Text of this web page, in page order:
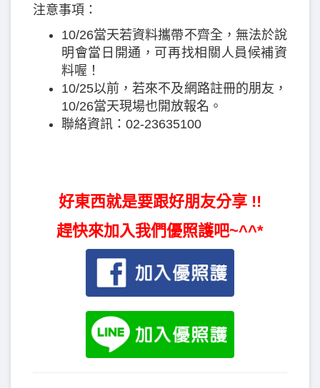
注意事項：
10/26當天若資料攜帶不齊全，無法於說
明會當日開通，可再找相關人員候補資
料喔！
10/25以前，若來不及網路註冊的朋友，
10/26當天現場也開放報名。
聯絡資訊：02-23635100
好東西就是要跟好朋友分享 !!
趕快來加入我們優照護吧~^^*